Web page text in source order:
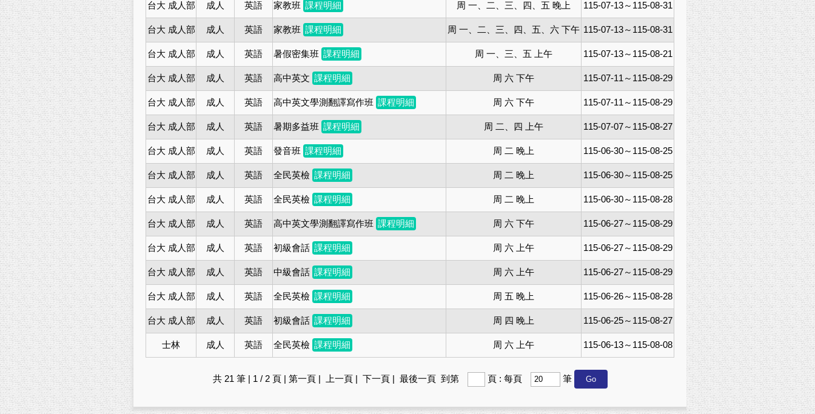
台大 成人部 成人 英語 家教班 課程明細 周 一、二、三、四、五 晚上 115-07-13～115-08-31
台大 成人部 成人 英語 家教班 課程明細 周 一、二、三、四、五、六 下午 115-07-13～115-08-31
台大 成人部 成人 英語 暑假密集班 課程明細 周 一、三、五 上午 115-07-13～115-08-21
台大 成人部 成人 英語 高中英文 課程明細 周 六 下午 115-07-11～115-08-29
台大 成人部 成人 英語 高中英文學測翻譯寫作班 課程明細 周 六 下午 115-07-11～115-08-29
台大 成人部 成人 英語 暑期多益班 課程明細 周 二、四 上午 115-07-07～115-08-27
台大 成人部 成人 英語 發音班 課程明細 周 二 晚上 115-06-30～115-08-25
台大 成人部 成人 英語 全民英檢 課程明細 周 二 晚上 115-06-30～115-08-25
台大 成人部 成人 英語 全民英檢 課程明細 周 二 晚上 115-06-30～115-08-28
台大 成人部 成人 英語 高中英文學測翻譯寫作班 課程明細 周 六 下午 115-06-27～115-08-29
台大 成人部 成人 英語 初級會話 課程明細 周 六 上午 115-06-27～115-08-29
台大 成人部 成人 英語 中級會話 課程明細 周 六 上午 115-06-27～115-08-29
台大 成人部 成人 英語 全民英檢 課程明細 周 五 晚上 115-06-26～115-08-28
台大 成人部 成人 英語 初級會話 課程明細 周 四 晚上 115-06-25～115-08-27
士林 成人 英語 全民英檢 課程明細 周 六 上午 115-06-13～115-08-08
共 21 筆 | 1 / 2 頁 | 第一頁 | 上一頁 | 下一頁 | 最後一頁到第 頁 : 每頁 筆